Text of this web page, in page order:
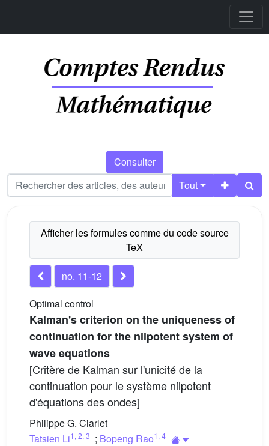
Consulter
Tout
no. 11-12
Optimal control
Kalman's criterion on the uniqueness of
continuation for the nilpotent system of
wave equations
[Critère de Kalman sur l'unicité de la
continuation pour le système nilpotent
d'équations des ondes]
Philippe G. Ciarlet
Tatsien Li1 , 2, 3 ; Bopeng Rao1 , 4